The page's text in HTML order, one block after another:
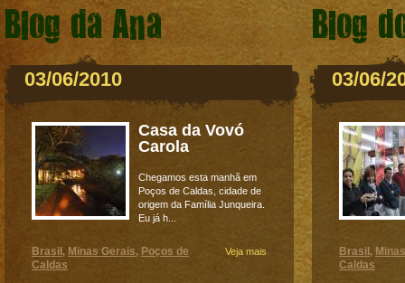
Blog da Ana
03/06/2010
Casa da Vovó
Carola
Chegamos esta manhã em
Poços de Caldas, cidade de
origem da Família Junqueira.
Eu já h...
Veja mais
Brasil , Minas Gerais, Poços de
Caldas
Blog
03/06/
Brasil ,
Caldas